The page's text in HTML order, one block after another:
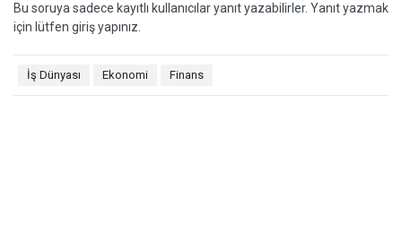
Bu soruya sadece kayıtlı kullanıcılar yanıt yazabilirler. Yanıt yazmak
için lütfen giriş yapınız.
İş Dünyası Ekonomi Finans